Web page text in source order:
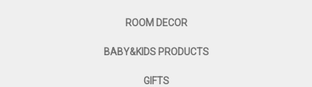
ROOM DECOR
BABY&KIDS PRODUCTS
GIFTS